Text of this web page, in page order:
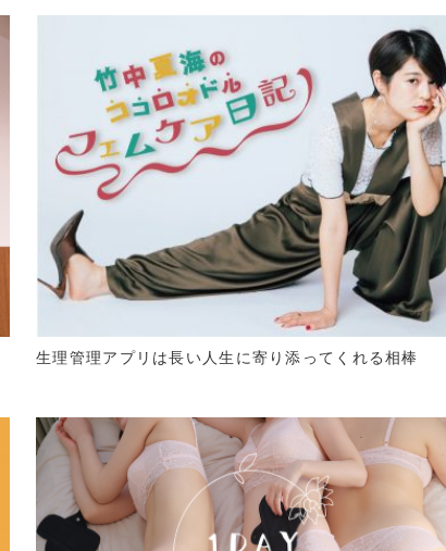
生理管理アプリは長い人生に寄り添ってくれる相棒